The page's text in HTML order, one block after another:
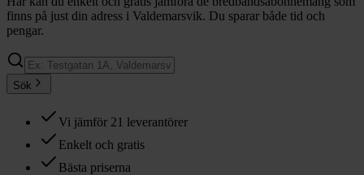
finns på just din adress i Valdemarsvik. Du sparar både tid och
pengar.
Sök
Vi jämför 21 leverantörer
Enkelt och gratis
Bästa priserna